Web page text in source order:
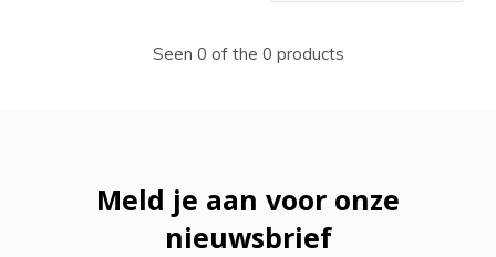
Seen 0 of the 0 products
Meld je aan voor onze
nieuwsbrief